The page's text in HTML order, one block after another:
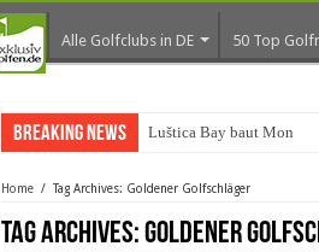
Alle Golfclubs in DE 50 Top
Breaking News Luštica Bay baut
Home / Tag Archives: Goldener Golfschläger
Tag Archives:Goldener